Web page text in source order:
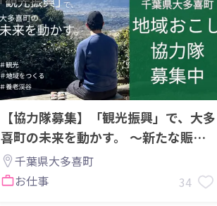
【協力隊募集】「観光振興」で、大多
喜町の未来を動かす。 ～新たな賑わ
いをつくりませんか？～
千葉県大多喜町
お仕事
34